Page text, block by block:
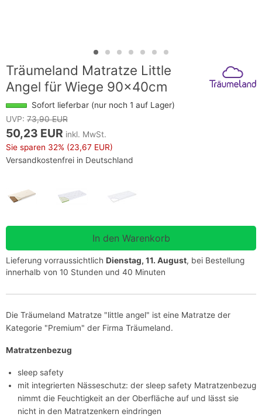
Träumeland Matratze Little
Angel für Wiege 90x40cm
Sofort lieferbar (nur noch 1 auf Lager)
UVP: 73,90 EUR
50,23 EUR inkl. MwSt.
Sie sparen 32% (23,67 EUR)
Versandkostenfrei in Deutschland
Lieferung vorraussichtlich Dienstag, 11. August, bei Bestellung
innerhalb von 10 Stunden und 40 Minuten
Die Träumeland Matratze "little angel" ist eine Matratze der
Kategorie "Premium" der Firma Träumeland.
Matratzenbezug
sleep safety
mit integrierten Nässeschutz: der sleep safety Matratzenbezug
nimmt die Feuchtigkeit an der Oberfläche auf und lässt sie
nicht in den Matratzenkern eindringen